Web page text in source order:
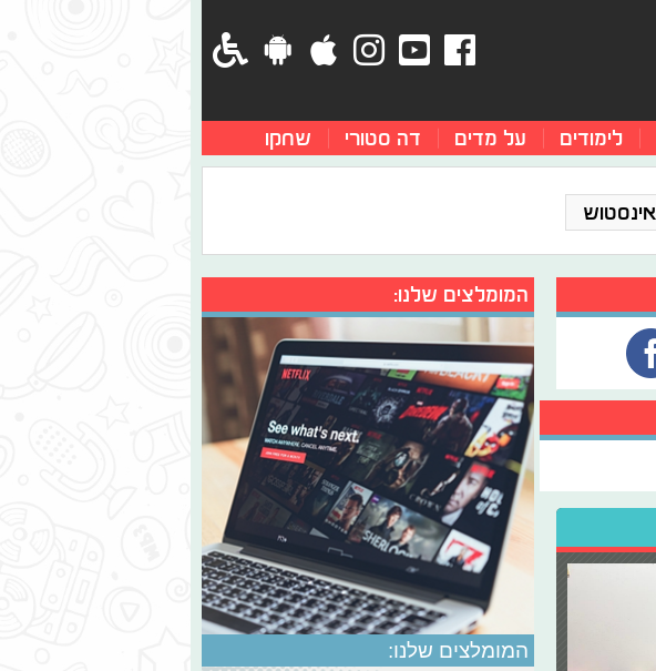
לימודים על מדים דה סטורי שחקו
אינסטוש
המומלצים שלנו:
המומלצים שלנו: